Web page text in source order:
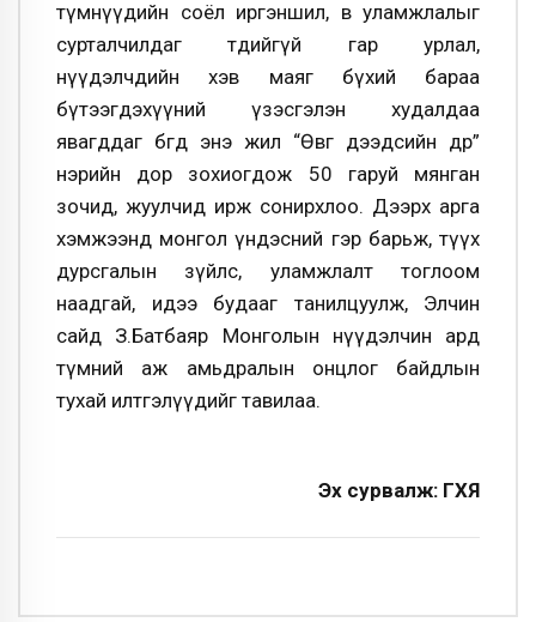
түмнүүдийн соёл иргэншил, өв уламжлалыг
сурталчилдаг төдийгүй гар урлал,
нүүдэлчдийн хэв маяг бүхий бараа
бүтээгдэхүүний үзэсгэлэн худалдаа
явагддаг бөгөөд энэ жил “Өвөг дээдсийн өдөр”
нэрийн дор зохиогдож 50 гаруй мянган
зочид, жуулчид ирж сонирхлоо. Дээрх арга
хэмжээнд монгол үндэсний гэр барьж, түүх
дурсгалын зүйлс, уламжлалт тоглоом
наадгай, идээ будааг танилцуулж, Элчин
сайд З.Батбаяр Монголын нүүдэлчин ард
түмний аж амьдралын онцлог байдлын
тухай илтгэлүүдийг тавилаа.
Эх сурвалж: ГХЯ